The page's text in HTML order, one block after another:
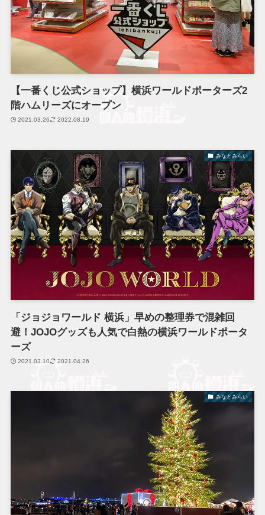
【一番くじ公式ショップ】横浜ワールドポーターズ2
階ハムリーズにオープン
2021.03.26 2022.08.19
みなとみらい
「ジョジョワールド 横浜」早めの整理券で混雑回
避！JOJOグッズも人気で白熱の横浜ワールドポータ
ーズ
2021.03.10 2021.04.26
みなとみらい